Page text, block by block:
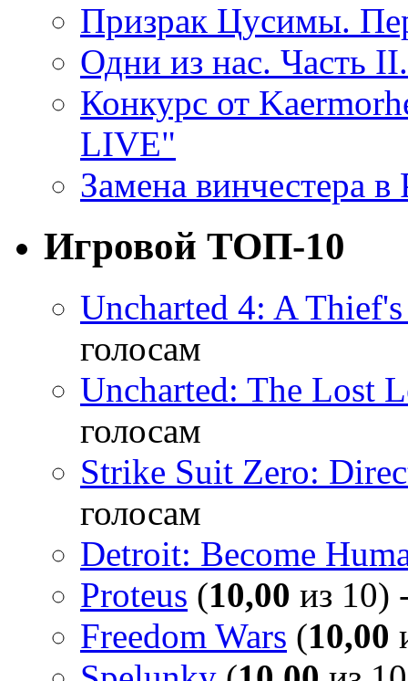
Призрак Цусимы.
Одни из нас. Часть
Конкурс от
LIVE"
Замена винчестера
Игровой ТОП-10
Uncharted 4: A
голосам
Uncharted: The Lost
голосам
Strike Suit Zero:
голосам
Detroit: Become
Proteus (10,00 из 10)
Freedom Wars (10,00